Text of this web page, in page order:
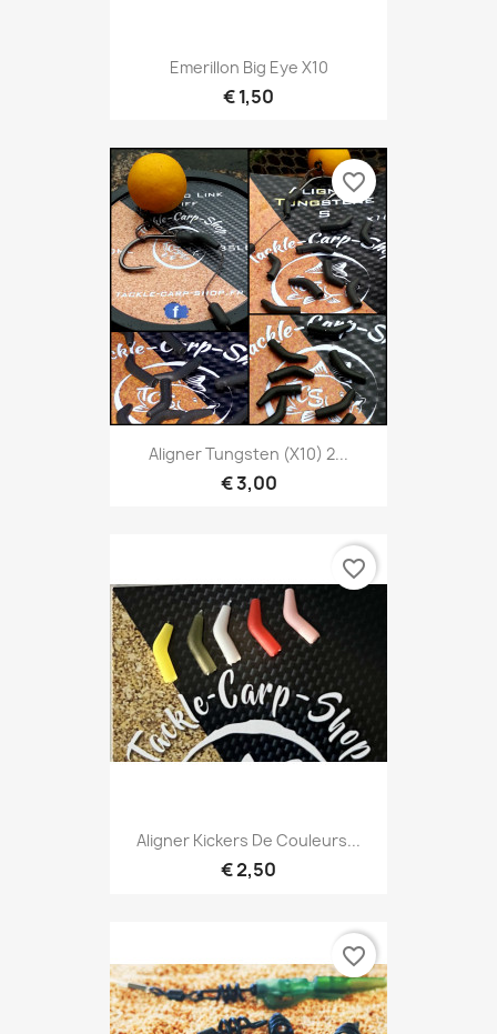
Emerillon Big Eye X10
€ 1,50
Aligner Tungsten (x10) 2...
€ 3,00
favorite_border
Aligner Kickers De Couleurs...
€ 2,50
favorite_border
favorite_border